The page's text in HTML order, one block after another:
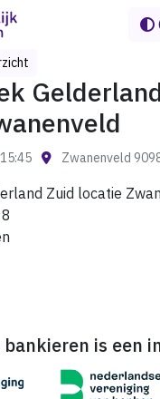
Zwanenveld
Zuid locatie
is een